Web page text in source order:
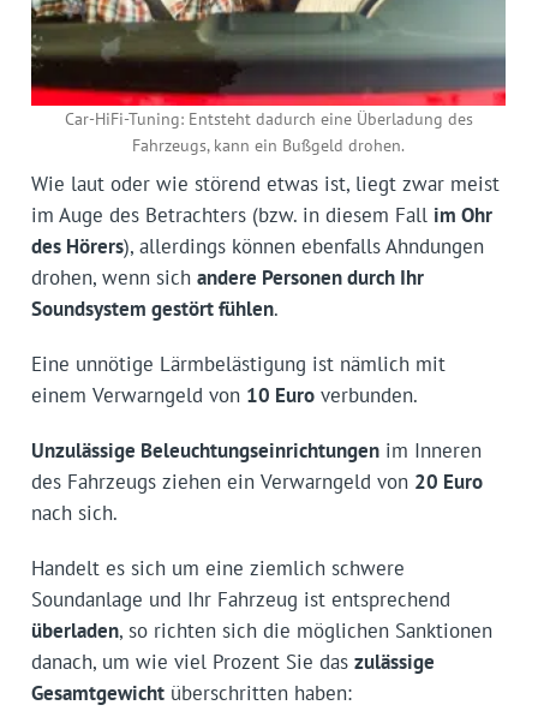
Car-HiFi-Tuning: Entsteht dadurch eine Überladung des
Fahrzeugs, kann ein Bußgeld drohen.
Wie laut oder wie störend etwas ist, liegt zwar meist
im Auge des Betrachters (bzw. in diesem Fall im Ohr
des Hörers), allerdings können ebenfalls Ahndungen
drohen, wenn sich andere Personen durch Ihr
Soundsystem gestört fühlen.
Eine unnötige Lärmbelästigung ist nämlich mit
einem Verwarngeld von 10 Euroverbunden.
Unzulässige Beleuchtungseinrichtungenim Inneren
des Fahrzeugs ziehen ein Verwarngeld von 20 Euro
nach sich.
Handelt es sich um eine ziemlich schwere
Soundanlage und Ihr Fahrzeug ist entsprechend
überladen, so richten sich die möglichen Sanktionen
danach, um wie viel Prozent Sie das zulässige
Gesamtgewichtüberschritten haben: